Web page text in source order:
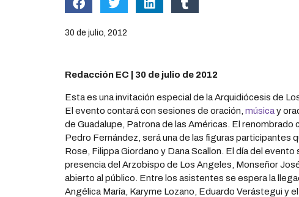
30 de julio, 2012
Redacción EC | 30 de julio de 2012
Esta es una invitación especial de la Arquidiócesis de
El evento contará con sesiones de oración,músicay
de Guadalupe, Patrona de las Américas. El renombrado
Pedro Fernández, será una de las figuras participantes
Rose, Filippa Giordano y Dana Scallon. El día del evento
presencia del Arzobispo de Los Angeles, Monseñor
abierto al público. Entre los asistentes se espera la
Angélica María, Karyme Lozano, Eduardo Verástegui y